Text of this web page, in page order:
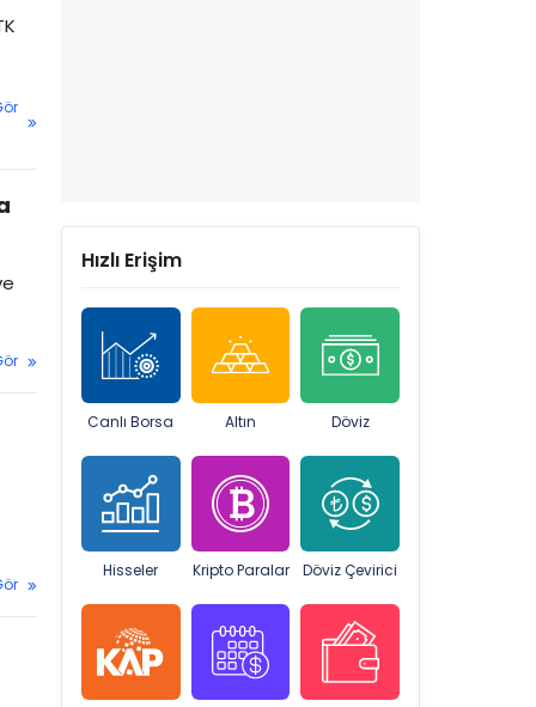
Hızlı Erişim
Canlı Borsa Altın Döviz
Hisseler Kripto Paralar Döviz Çevirici